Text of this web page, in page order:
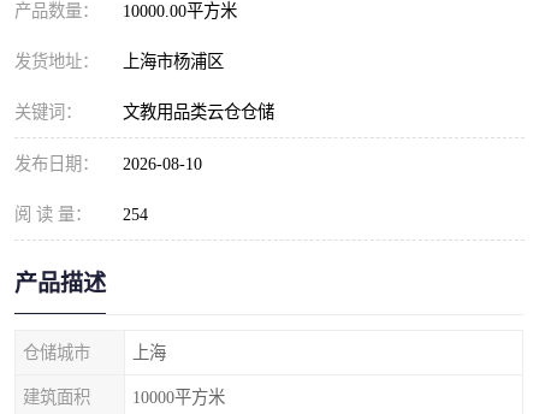
产品数量： 10000.00平方米
发货地址： 上海市杨浦区
关键词： 文教用品类云仓仓储
发布日期： 2026-08-10
阅 读 量： 254
产品描述
仓储城市 上海
建筑面积 10000平方米